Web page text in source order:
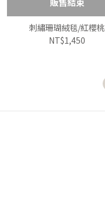
刺繡珊瑚絨毯/紅櫻桃
NT$1,450